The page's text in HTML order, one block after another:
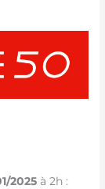
2025 à 2h :